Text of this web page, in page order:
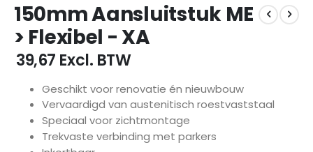
naar
het
begin
van
de
afbeeldingen-
gallerij
150mm Aansluitstuk ME
> Flexibel - XA
€ 39,67 Excl. BTW
Geschikt voor renovatie én nieuwbouw
Vervaardigd van austenitisch roestvaststaal
Speciaal voor zichtmontage
Trekvaste verbinding met parkers